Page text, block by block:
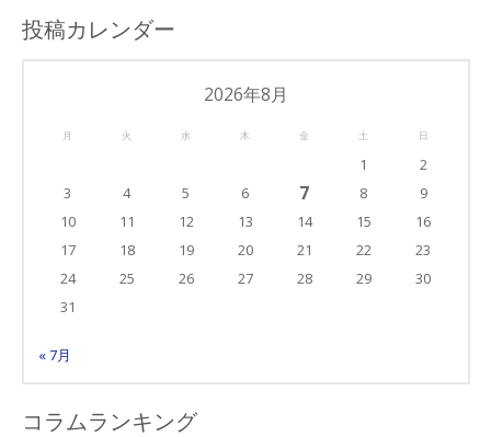
カ
投稿カレンダー
2026年8月
月 火 水 木 金 土 日
1
2
3
4 5 6 7 8
9
10
11 12 13 14 15
16
17
18 19 20 21 22
23
24
25 26 27 28 29
30
31
« 7月
コラムランキング